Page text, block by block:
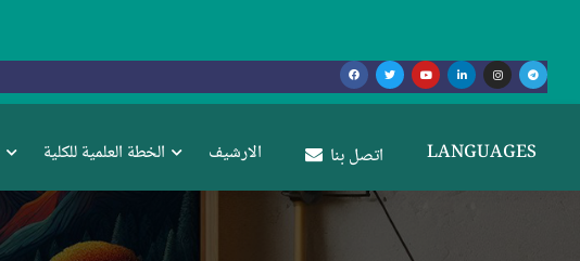
الخطة العلمية للكلية الارشيف اتصل بنا LANGUAGES